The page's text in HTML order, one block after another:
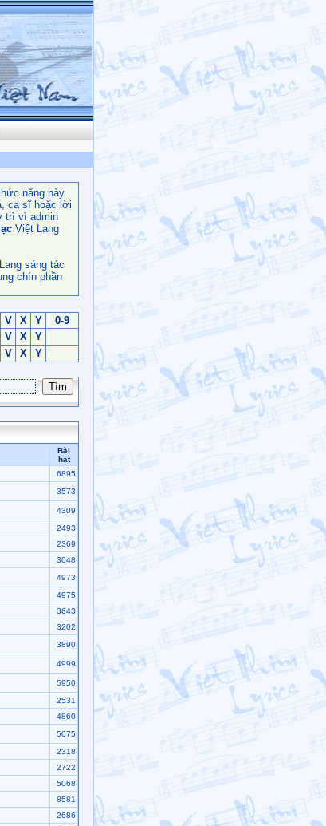
năng này
ca sĩ hoặc lời
trì vì admin
Việt Lang
sáng tác
chín phần
V X Y
0-9
V X
Y
V X Y
Bài
hát
6895
3573
4309
2493
2369
3048
4973
4975
3643
3202
3890
4999
5950
2531
4860
5075
2318
2722
5068
8581
2686